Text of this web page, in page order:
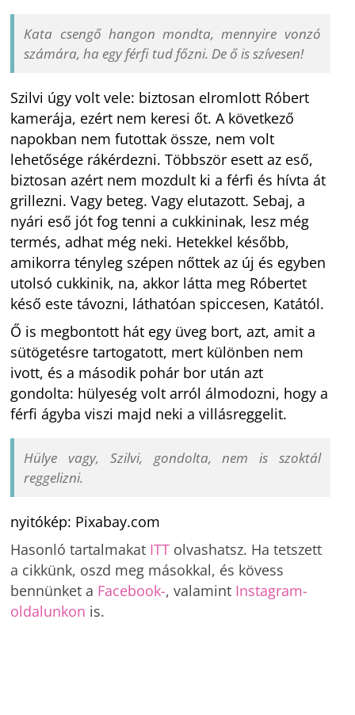
Kata csengő hangon mondta, mennyire vonzó
számára, ha egy férfi tud főzni. De ő is szívesen!
Szilvi úgy volt vele: biztosan elromlott Róbert
kamerája, ezért nem keresi őt. A következő
napokban nem futottak össze, nem volt
lehetősége rákérdezni. Többször esett az eső,
biztosan azért nem mozdult ki a férfi és hívta át
grillezni. Vagy beteg. Vagy elutazott. Sebaj, a
nyári eső jót fog tenni a cukkininak, lesz még
termés, adhat még neki. Hetekkel később,
amikorra tényleg szépen nőttek az új és egyben
utolsó cukkinik, na, akkor látta meg Róbertet
késő este távozni, láthatóan spiccesen, Katától.
Ő is megbontott hát egy üveg bort, azt, amit a
sütögetésre tartogatott, mert különben nem
ivott, és a második pohár bor után azt
gondolta: hülyeség volt arról álmodozni, hogy a
férfi ágyba viszi majd neki a villásreggelit.
Hülye vagy, Szilvi, gondolta, nem is szoktál
reggelizni.
nyitókép: Pixabay.com
Hasonló tartalmakat ITT olvashatsz. Ha tetszett
a cikkünk, oszd meg másokkal, és kövess
bennünket a Facebook-, valamint Instagram-
oldalunkon is.